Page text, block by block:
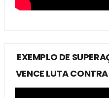
EXEMPLO DE
VENCE LUTA